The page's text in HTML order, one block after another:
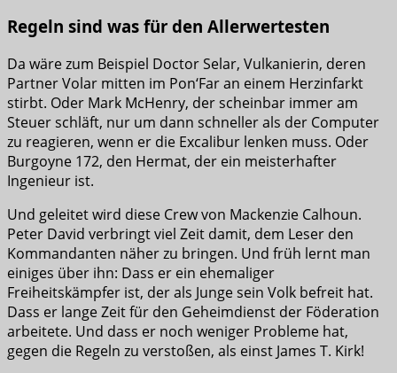
Regeln sind was für den Allerwertesten
Da wäre zum Beispiel Doctor Selar, Vulkanierin, deren
Partner Volar mitten im Pon‘Far an einem Herzinfarkt
stirbt. Oder Mark McHenry, der scheinbar immer am
Steuer schläft, nur um dann schneller als der Computer
zu reagieren, wenn er die Excalibur lenken muss. Oder
Burgoyne 172, den Hermat, der ein meisterhafter
Ingenieur ist.
Und geleitet wird diese Crew von Mackenzie Calhoun.
Peter David verbringt viel Zeit damit, dem Leser den
Kommandanten näher zu bringen. Und früh lernt man
einiges über ihn: Dass er ein ehemaliger
Freiheitskämpfer ist, der als Junge sein Volk befreit hat.
Dass er lange Zeit für den Geheimdienst der Föderation
arbeitete. Und dass er noch weniger Probleme hat,
gegen die Regeln zu verstoßen, als einst James T. Kirk!